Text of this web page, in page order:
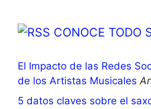
CONOCE TODO
El Impacto de las Redes
de los Artistas Musicales
5 datos claves sobre el